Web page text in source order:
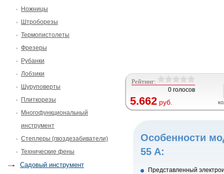
Рейтинг:
0 голосов
5.662 руб.
Особенности
55 A:
Представленный
Ножницы
Штроборезы
Термопистолеты
Фрезеры
Рубанки
Лобзики
Шуруповерты
Плиткорезы
Многофункциональный
инструмент
Степлеры (гвоздезабиватели)
Технические фены
Садовый инструмент